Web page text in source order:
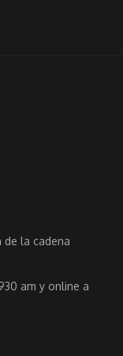
de la cadena
am y online a